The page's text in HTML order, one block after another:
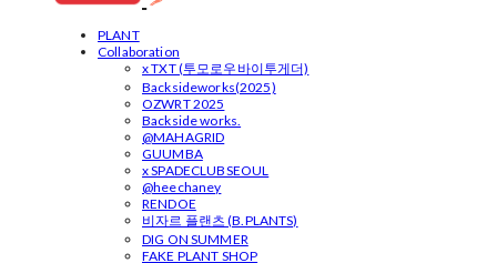
PLANT
Collaboration
x TXT (투모로우바이투게더)
Backsideworks(2025)
OZWRT 2025
Backside works.
@MAHAGRID
GUUMBA
x SPADECLUBSEOUL
@heechaney
RENDOE
비자르 플랜츠 (B.PLANTS)
DIG ON SUMMER
FAKE PLANT SHOP